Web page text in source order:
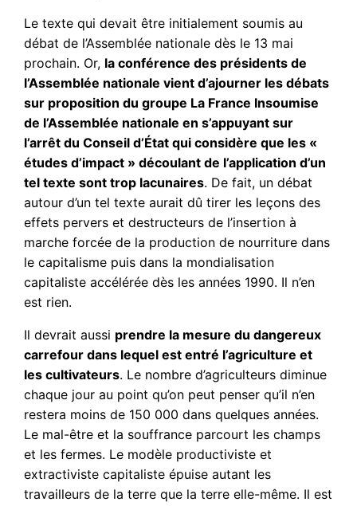
Le texte qui devait être initialement soumis au
débat de l’Assemblée nationale dès le 13 mai
prochain. Or, la conférence des présidents de
l’Assemblée nationale vient d’ajourner les débats
sur proposition du groupe La France Insoumise
de l’Assemblée nationale en s’appuyant sur
l’arrêt du Conseil d’État qui considère que les «
études d’impact » découlant de l’application d’un
tel texte sont trop lacunaires. De fait, un débat
autour d’un tel texte aurait dû tirer les leçons des
effets pervers et destructeurs de l’insertion à
marche forcée de la production de nourriture dans
le capitalisme puis dans la mondialisation
capitaliste accélérée dès les années 1990. Il n’en
est rien.
Il devrait aussi prendre la mesure du dangereux
carrefour dans lequel est entré l’agriculture et
les cultivateurs. Le nombre d’agriculteurs diminue
chaque jour au point qu’on peut penser qu’il n’en
restera moins de 150 000 dans quelques années.
Le mal-être et la souffrance parcourt les champs
et les fermes. Le modèle productiviste et
extractiviste capitaliste épuise autant les
travailleurs de la terre que la terre elle-même. Il est